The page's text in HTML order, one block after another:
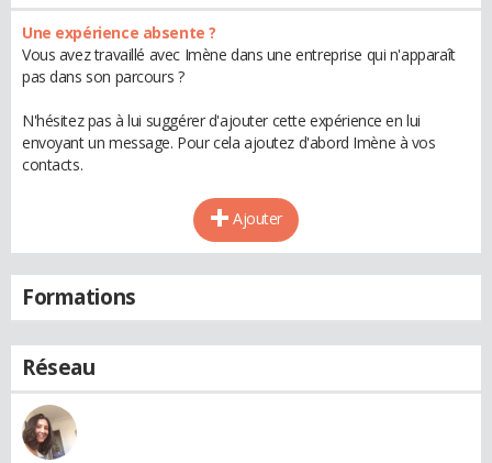
Une expérience absente ?
Vous avez travaillé avec Imène dans une entreprise qui n'apparaît
pas dans son parcours ?
N'hésitez pas à lui suggérer d'ajouter cette expérience en lui
envoyant un message. Pour cela ajoutez d'abord Imène à vos
contacts.
Ajouter
Formations
Réseau